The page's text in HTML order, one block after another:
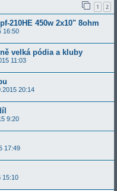
1 2
210HE 450w 2x10" 8ohm
16:50
velká pódia a kluby
11:03
20:14
9:20
17:49
15:10